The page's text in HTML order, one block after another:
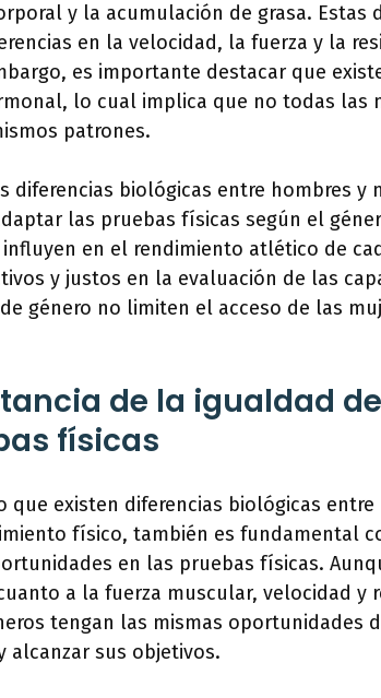
y la acumulación de grasa. Estas
en la velocidad, la fuerza y la
es importante destacar que
lo cual implica que no todas las
patrones.
diferencias biológicas entre hombres y
las pruebas físicas según el
en el rendimiento atlético de
y justos en la evaluación de las
género no limiten el acceso de las
de la igualdad
físicas
que existen diferencias biológicas
físico, también es fundamental
en las pruebas físicas.
a la fuerza muscular, velocidad y
tengan las mismas oportunidades
alcanzar sus objetivos.